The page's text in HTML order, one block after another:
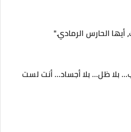
أيها الحارس الرمادي."
بلا ظل… بلا أجساد… أنت لست